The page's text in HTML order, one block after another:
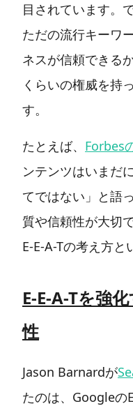
目されています。
ただの流行キーワ
ネスが信頼できる
くらいの権威を持
す。
たとえば、 Forbes
ンテンツはいまだ
てではない」と語
質や信頼性が大切
E-E-A-Tの考え方と
E-E-A-Tを強
性
Jason Barnardが
たのは、Googleの